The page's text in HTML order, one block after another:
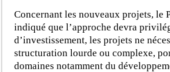
Concernant les nouveaux projets, le
indiqué que l’approche devra
d’investissement, les projets ne
structuration lourde ou complexe,
domaines notamment du